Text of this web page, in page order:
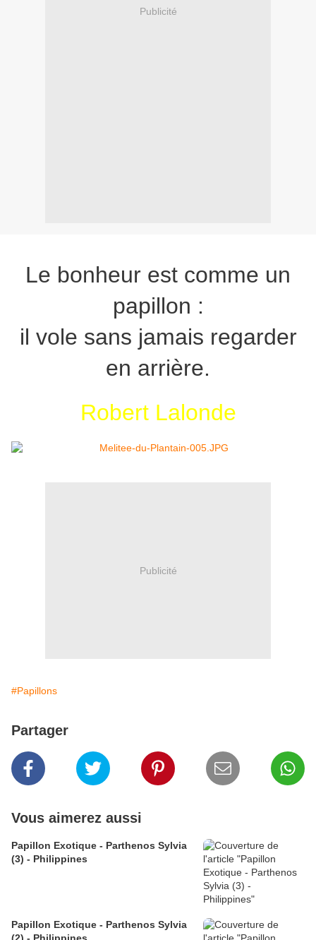
Publicité
Le bonheur est comme un
papillon :
il vole sans jamais regarder
en arrière.
Robert Lalonde
Publicité
#Papillons
Partager
Vous aimerez aussi
Papillon Exotique - Parthenos Sylvia
(3) - Philippines
Papillon Exotique - Parthenos Sylvia